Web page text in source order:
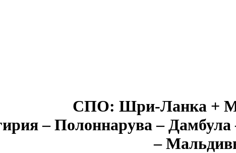
СПО: Шри-Ланка +
– Полоннарува –
–